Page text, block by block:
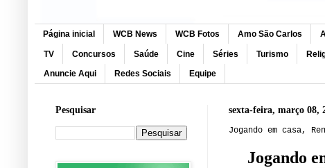
Página inicial WCB News WCB Fotos Amo São Carlos
TV Concursos Saúde Cine Séries Turismo
Anuncie Aqui Redes Sociais Equipe
sexta-feira, março 08,
Jogando em casa,
Jogando
Pesquisar